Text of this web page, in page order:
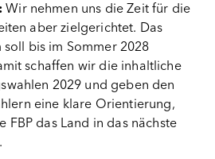
Wir nehmen uns die Zeit für die
aber zielgerichtet. Das
bis im Sommer 2028
schaffen wir die inhaltliche
2029 und geben den
eine klare Orientierung,
FBP das Land in das nächste